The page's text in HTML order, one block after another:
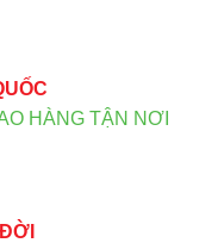
HÀNG TẬN NƠI